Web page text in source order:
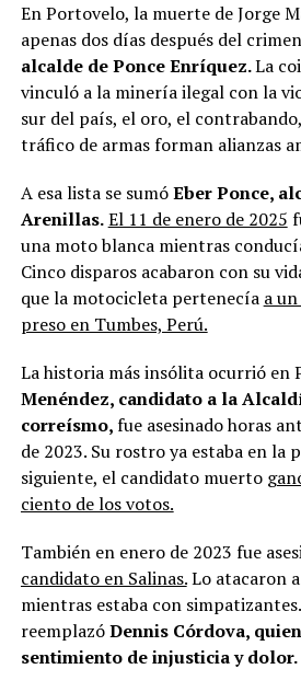
En Portovelo, la muerte de Jorge
apenas dos días después del
alcalde de Ponce Enríquez.La
vinculó a la minería ilegal con la
sur del país, el oro, el
tráfico de armas forman alianzas
A esa lista se sumóEber Ponce,
Arenillas.El 11 de enero de 2025
una moto blanca mientras
Cinco disparos acabaron con su
que la motocicleta pertenecía a
preso en Tumbes, Perú.
La historia más insólita ocurrió en
Menéndez, candidato a la
correísmo,fue asesinado horas
de 2023. Su rostro ya estaba en la
siguiente, el candidato muerto
ciento de los votos.
También en enero de 2023 fue
candidato en Salinas.Lo atacaron
mientras estaba con
reemplazóDennis Córdova,
sentimiento de injusticia y dolor.